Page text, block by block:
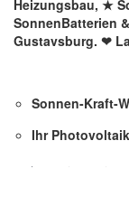
Heizungsbau, ★
SonnenBatterien
Gustavsburg. ❤
Sonnen-Kraft-
Ihr